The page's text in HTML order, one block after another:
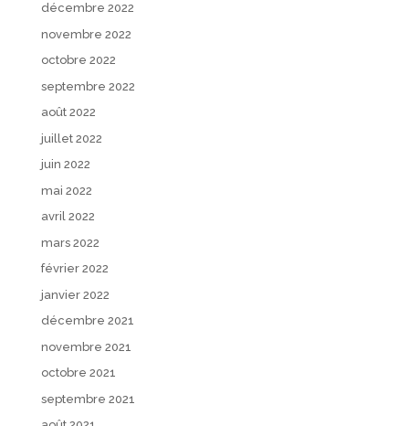
décembre 2022
novembre 2022
octobre 2022
septembre 2022
août 2022
juillet 2022
juin 2022
mai 2022
avril 2022
mars 2022
février 2022
janvier 2022
décembre 2021
novembre 2021
octobre 2021
septembre 2021